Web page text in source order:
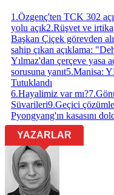
1 .Özgenç'ten TCK 302
yolu açık2.Rüşvet ve
Başkan Çiçek görevden
sahip çıkan açıklama:
Yılmaz'dan çerçeve yasa
sorusuna yanıt5.Manisa:
Tutuklandı
6.Hayalimiz var mı?7.
Süvarileri9.Geçici
Pyongyang'ın kasasını
YAZARLAR